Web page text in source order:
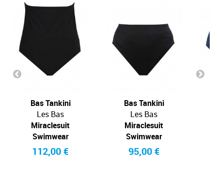
Bas Tankini
Les Bas
Miraclesuit
Swimwear
112,00 €
Bas Tankini
Les Bas
Miraclesuit
Swimwear
95,00 €